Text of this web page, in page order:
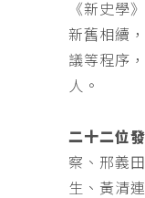
《新史學
新舊相續
議等程序
人。
二十二位
察、邢義
生、黃清